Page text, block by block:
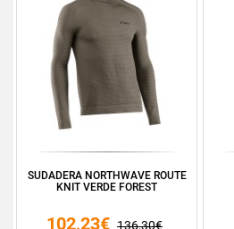
SUDADERA NORTHWAVE ROUTE
KNIT VERDE FOREST
102,23€ 136,30€